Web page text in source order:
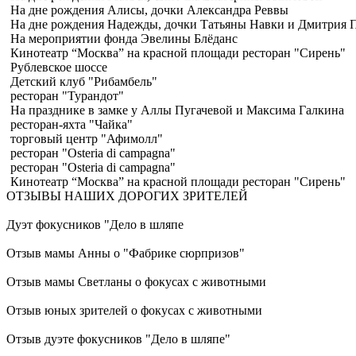
На дне рождения Алисы, дочки Александра Реввы
На дне рождения Надежды, дочки Татьяны Навки и Дмитрия
На мероприятии фонда Эвелины Блёданс
Кинотеатр “Москва” на красной площади ресторан "Сирень"
Рублевское шоссе
Детский клуб "Рибамбель"
ресторан "Турандот"
На празднике в замке у Аллы Пугачевой и Максима Галкина
ресторан-яхта "Чайка"
торговый центр "Афимолл"
ресторан "Osteria di campagna"
ресторан "Osteria di campagna"
Кинотеатр “Москва” на красной площади ресторан "Сирень"
ОТЗЫВЫ НАШИХ ДОРОГИХ ЗРИТЕЛЕЙ
Дуэт фокусников "Дело в шляпе
Отзыв мамы Анны о "Фабрике сюрпризов"
Отзыв мамы Светланы о фокусах с животными
Отзыв юных зрителей о фокусах с животными
Отзыв дуэте фокусников "Дело в шляпе"